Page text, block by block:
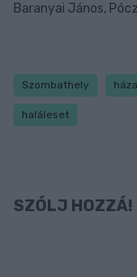
Baranyai János,
Szombathely
haláleset
SZÓLJ HOZZÁ!